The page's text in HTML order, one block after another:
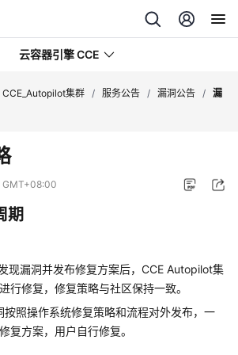
云容器引擎 CCE
CCE_Autopilot集群 / 服务公告 / 漏洞公告 / 漏
期
现漏洞并发布修复方案后，CCE Autopilot集
行修复，修复策略与社区保持一致。
按照操作系统修复策略和流程对外发布，一
复方案，用户自行修复。